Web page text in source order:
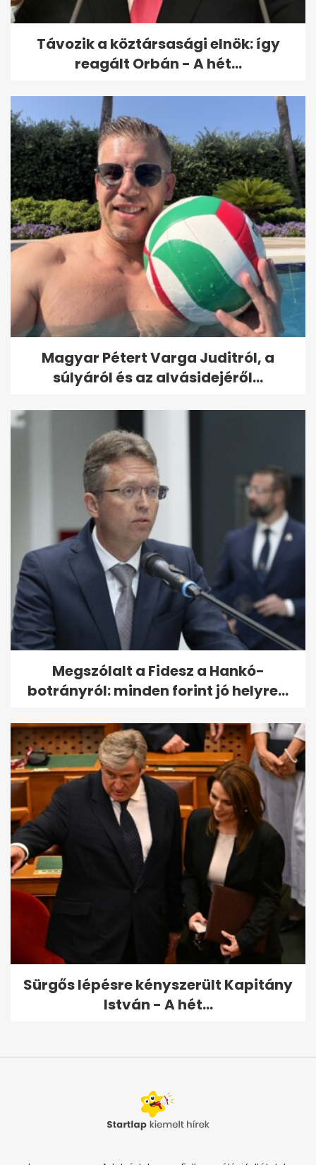
Távozik a köztársasági elnök: így
reagált Orbán - A hét...
Magyar Pétert Varga Juditról, a
súlyáról és az alvásidejéről...
Megszólalt a Fidesz a Hankó-
botrányról: minden forint jó helyre...
Sürgős lépésre kényszerült Kapitány
István - A hét...